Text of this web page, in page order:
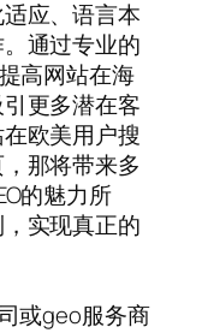
应、语言本
通过专业的
高网站在海
更多潜在客
欧美用户搜
那将带来多
的魅力所
实现真正的
或geo服务商